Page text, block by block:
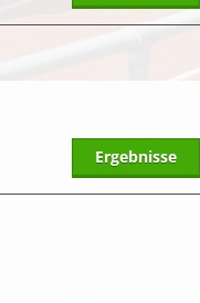
Ergebnisse